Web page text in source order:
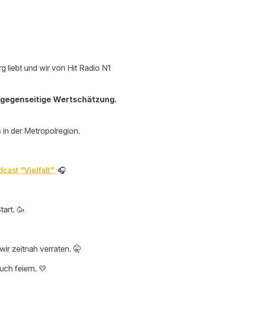
liebt und wir von Hit Radio N1
Wertschätzung.
in der Metropolregion.
"Vielfalt". 🎧
🥳
zeitnah verraten. 🤫
feiern. 💛